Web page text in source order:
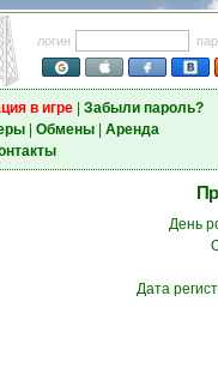
логин
в игре| Забыли пароль?
| Обмены| Аренда
День
Дата